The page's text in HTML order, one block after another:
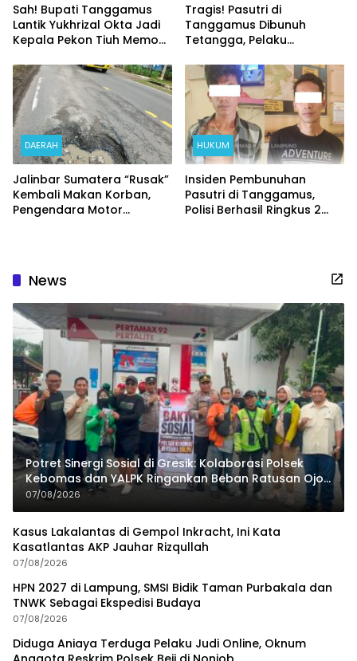
Sah! Bupati Tanggamus
Lantik Yukhrizal Okta Jadi
Kepala Pekon Tiuh Memon
Tragis! Pasutri di
Tanggamus Dibunuh
Tetangga, Pelaku
DAERAH
Jalinbar Sumatera “Rusak”
Kembali Makan Korban,
Pengendara Motor
HUKUM
Insiden Pembunuhan
Pasutri di Tanggamus,
Polisi Berhasil Ringkus 2
News
Potret Sinergi Sosial di Gresik: Kolaborasi Polsek
Kebomas dan YALPK Ringankan Beban Ratusan Ojol
dan Warga
07/08/2026
Kasus Lakalantas di Gempol Inkracht, Ini Kata
Kasatlantas AKP Jauhar Rizqullah
07/08/2026
HPN 2027 di Lampung, SMSI Bidik Taman Purbakala dan
TNWK Sebagai Ekspedisi Budaya
07/08/2026
Diduga Aniaya Terduga Pelaku Judi Online, Oknum